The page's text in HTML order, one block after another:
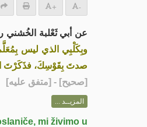
+ -
عن أبي ثَعْلبة الخُشني
وبِكَلْبِي الذي ليس
صدتَ بِقَوْسِكَ، فذَكَرْتَ
[صحيح] - [متفق عليه]
المزيــد ...
mi živimo u